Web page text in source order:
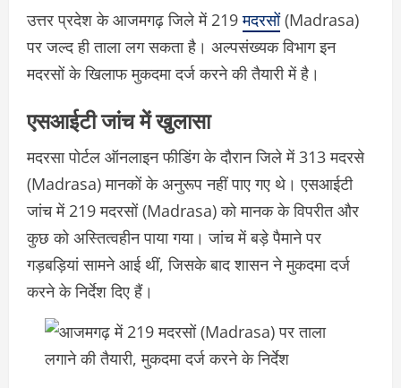
उत्तर प्रदेश के आजमगढ़ जिले में 219मदरसों(Madrasa)
पर जल्द ही ताला लग सकता है। अल्पसंख्यक विभाग इन
मदरसों के खिलाफ मुकदमा दर्ज करने की तैयारी में है।
एसआईटी जांच में खुलासा
मदरसा पोर्टल ऑनलाइन फीडिंग के दौरान जिले में 313 मदरसे
(Madrasa) मानकों के अनुरूप नहीं पाए गए थे। एसआईटी
जांच में 219 मदरसों (Madrasa) को मानक के विपरीत और
कुछ को अस्तित्वहीन पाया गया। जांच में बड़े पैमाने पर
गड़बड़ियां सामने आई थीं, जिसके बाद शासन ने मुकदमा दर्ज
करने के निर्देश दिए हैं।